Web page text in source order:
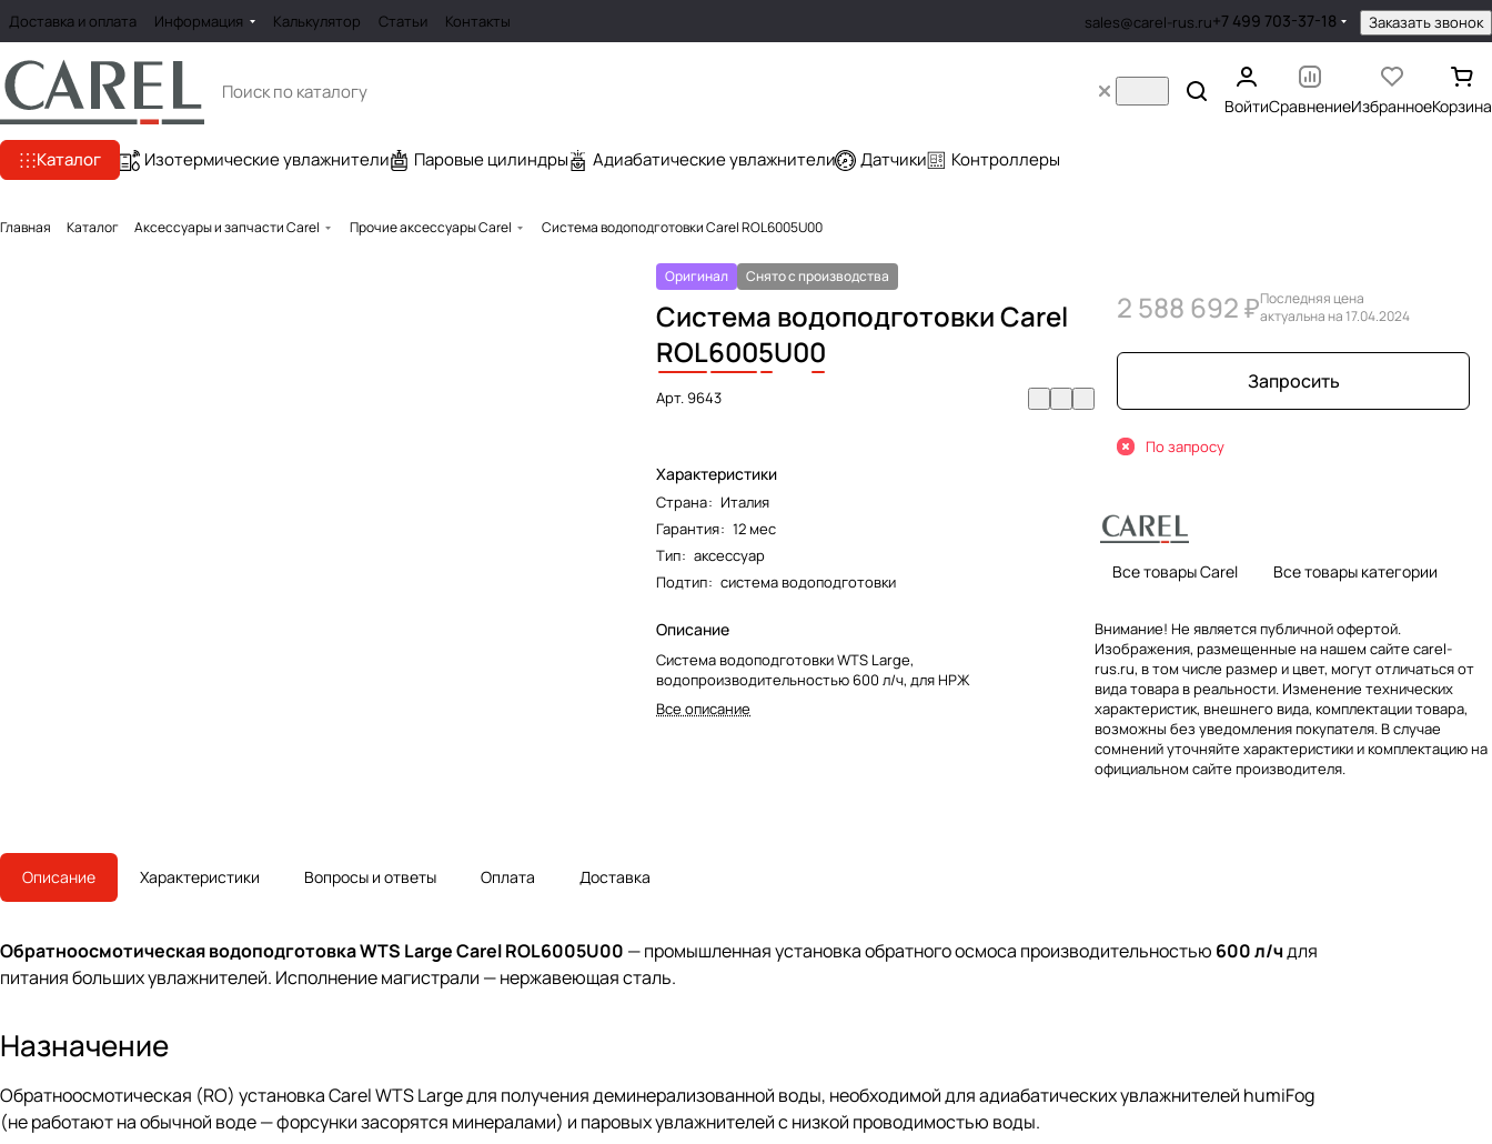
Доставка и оплата Информация Калькулятор Статьи Контакты sales@carel-rus.ru+7 499 703-37-18 Заказать звонок
ВойтиСравнениеИзбранноеКорзина
Каталог Изотермические увлажнители Паровые цилиндры Адиабатические увлажнители Датчики Контроллеры
Главная Каталог Аксессуары и запчасти Carel Прочие аксессуары Carel Система водоподготовки Carel ROL6005U00
Оригинал Снято с производства
Система водоподготовки Carel
ROL6005U00
Арт.9643
Характеристики
Страна: Италия
Гарантия: 12 мес
Тип: аксессуар
Подтип: система водоподготовки
Описание
Система водоподготовки WTS Large,
водопроизводительностью 600 л/ч, для НРЖ
Все описание
2 588 692 ₽Последняя цена
актуальна на 17.04.2024
Запросить
По запросу
Все товары Carel Все товары категории
Внимание! Не является публичной офертой.
Изображения, размещенные на нашем сайте carel-
rus.ru, в том числе размер и цвет, могут отличаться от
вида товара в реальности. Изменение технических
характеристик, внешнего вида, комплектации товара,
возможны без уведомления покупателя. В случае
сомнений уточняйте характеристики и комплектацию на
официальном сайте производителя.
Описание Характеристики Вопросы и ответы Оплата Доставка
Обратноосмотическая водоподготовка WTS Large Carel ROL6005U00 — промышленная установка обратного осмоса производительностью 600 л/чдля
питания больших увлажнителей. Исполнение магистрали — нержавеющая сталь.
Назначение
Обратноосмотическая (RO) установка Carel WTS Large для получения деминерализованной воды, необходимой для адиабатических увлажнителей humiFog
(не работают на обычной воде — форсунки засорятся минералами) и паровых увлажнителей с низкой проводимостью воды.